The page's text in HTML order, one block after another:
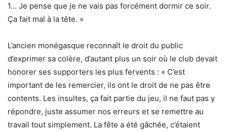
1… Je pense que je ne vais pas forcément dormir ce soir.
Ça fait mal à la tête. »
L’ancien monégasque reconnaît le droit du public
d’exprimer sa colère, d’autant plus un soir où le club devait
honorer ses supporters les plus fervents : « C’est
important de les remercier, ils ont le droit de ne pas être
contents. Les insultes, ça fait partie du jeu, il ne faut pas y
répondre, juste assumer nos erreurs et se remettre au
travail tout simplement. La fête a été gâchée, c’étaient